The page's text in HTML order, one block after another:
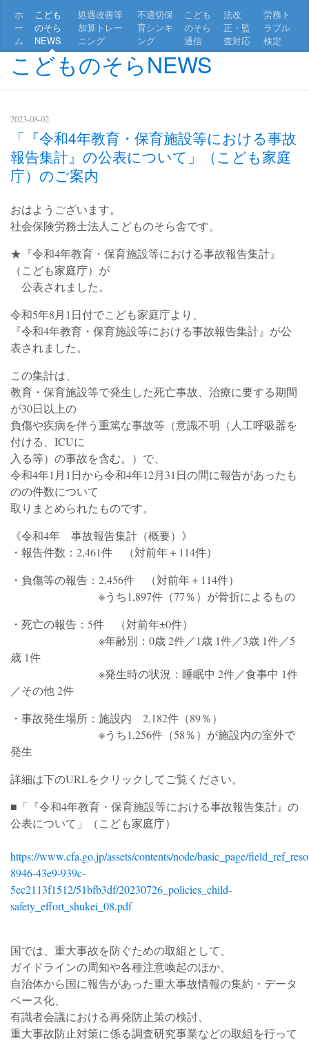
ホ
ー
ム
こども
のそら
NEWS
処遇改善等
加算トレー
ニング
不適切保
育シンキ
ング
こども
のそら
通信
法改
正・監
査対応
労務ト
ラブル
検定
こどものそらNEWS
2023-08-02
「『令和4年教育・保育施設等における事故
報告集計』の公表について」（こども家庭
庁）のご案内
おはようございます。
社会保険労務士法人こどものそら舎です。
★『令和4年教育・保育施設等における事故報告集計』
（こども家庭庁）が
公表されました。
令和5年8月1日付でこども家庭庁より、
『令和4年教育・保育施設等における事故報告集計』が公
表されました。
この集計は、
教育・保育施設等で発生した死亡事故、治療に要する期間
が30日以上の
負傷や疾病を伴う重篤な事故等（意識不明（人工呼吸器を
付ける、ICUに
入る等）の事故を含む。）で、
令和4年1月1日から令和4年12月31日の間に報告があったも
のの件数について
取りまとめられたものです。
《令和4年 事故報告集計（概要）》
・報告件数：2,461件 （対前年＋114件）
・負傷等の報告：2,456件 （対前年＋114件）
※うち1,897件（77％）が骨折によるもの
・死亡の報告：5件 （対前年±0件）
※年齢別：0歳 2件／1歳 1件／3歳 1件／5
歳 1件
※発生時の状況：睡眠中 2件／食事中 1件
／その他 2件
・事故発生場所：施設内 2,182件（89％）
※うち1,256件（58％）が施設内の室外で
発生
詳細は下のURLをクリックしてご覧ください。
■「『令和4年教育・保育施設等における事故報告集計』の
公表について」（こども家庭庁）
https://www.cfa.go.jp/assets/contents/node/basic_page/
8946-43e9-939c-
5ec2113f1512/51bfb3df/20230726_policies_child-
safety_effort_shukei_08.pdf
国では、重大事故を防ぐための取組として、
ガイドラインの周知や各種注意喚起のほか、
自治体から国に報告があった重大事故情報の集約・データ
ベース化、
有識者会議における再発防止策の検討、
重大事故防止対策に係る調査研究事業などの取組を行って